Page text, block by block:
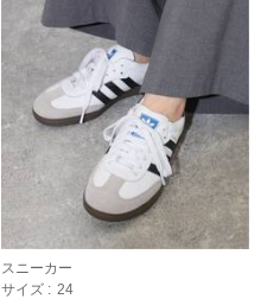
スニーカー
サイズ : 24